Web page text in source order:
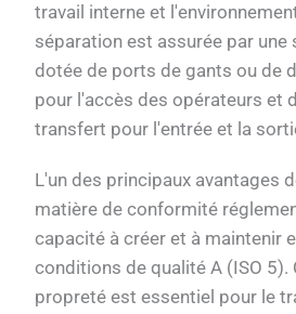
travail interne et
séparation est assurée par
dotée de ports de gants ou de
pour l'accès des opérateurs et
transfert pour l'entrée et la
L'un des principaux avantages
matière de conformité
capacité à créer et à maintenir
conditions de qualité A (ISO 5).
propreté est essentiel pour le